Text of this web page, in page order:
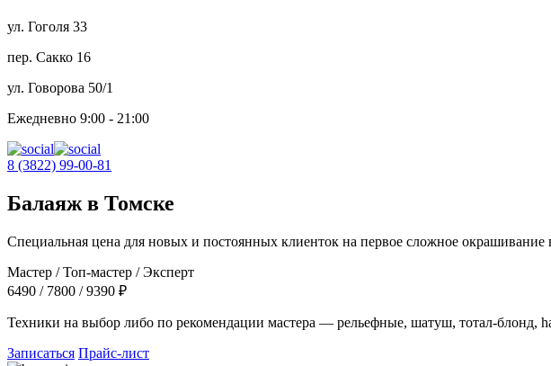
ул. Гоголя 33
пер. Сакко 16
ул. Говорова 50/1
Ежедневно 9:00 - 21:00
8 (3822) 99-00-81
Балаяж в Томске
Специальная цена для новых и постоянных клиенток на первое сложное окрашивание
Мастер / Топ-мастер / Эксперт
6490 / 7800 / 9390 ₽
Техники на выбор либо по рекомендации мастера — рельефные, шатуш, тотал-блонд,
Записаться Прайс-лист